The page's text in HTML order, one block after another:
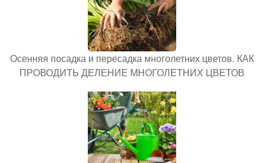
Осенняя посадка и пересадка многолетних цветов. КАК
ПРОВОДИТЬ ДЕЛЕНИЕ МНОГОЛЕТНИХ ЦВЕТОВ